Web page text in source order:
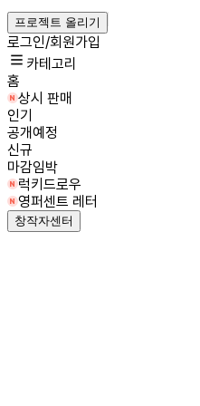
프로젝트 올리기
로그인/회원가입
카테고리
홈
상시 판매
인기
공개예정
신규
마감임박
럭키드로우
영퍼센트 레터
창작자센터